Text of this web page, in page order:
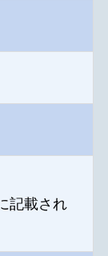
記載され